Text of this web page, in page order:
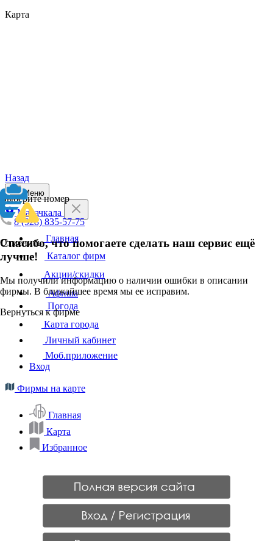
Карта
Назад
Выберите номер
8 (928) 835-57-75
Отменить
Спасибо, что помогаете сделать наш сервис ещё
лучше!
Мы получили информацию о наличии ошибки в описании
фирмы. В ближайшее время мы ее исправим.
Вернуться к фирме
Меню
Махачкала
Главная
Каталог фирм
Акции/скидки
Афиша
Погода
Карта города
Личный кабинет
Моб.приложение
Вход
Фирмы на карте
Главная
Карта
Избранное